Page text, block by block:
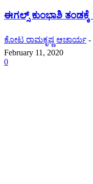
ಈಗಲ್ಸ್ ಕುಂಭಾಶಿ
ಕೋಟ ರಾಮಕೃಷ್ಣ ಆಚಾರ್ಯ -
February 11, 2020
0